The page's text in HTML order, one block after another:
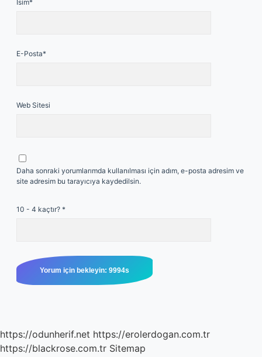
İsim*
E-Posta*
Web Sitesi
Daha sonraki yorumlarımda kullanılması için adım, e-posta adresim ve
site adresim bu tarayıcıya kaydedilsin.
10 - 4 kaçtır? *
https://odunherif.net https://erolerdogan.com.tr
https://blackrose.com.tr Sitemap